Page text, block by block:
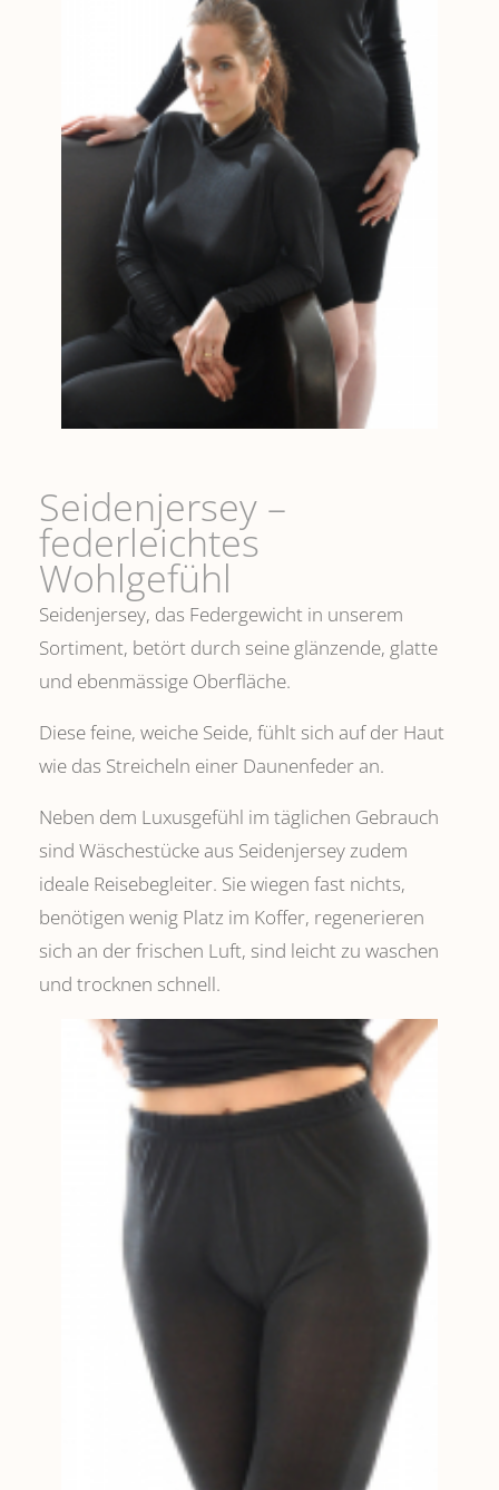
Seidenjersey –
federleichtes
Wohlgefühl
Seidenjersey, das Federgewicht in unserem
Sortiment, betört durch seine glänzende, glatte
und ebenmässige Oberfläche.
Diese feine, weiche Seide, fühlt sich auf der Haut
wie das Streicheln einer Daunenfeder an.
Neben dem Luxusgefühl im täglichen Gebrauch
sind Wäschestücke aus Seidenjersey zudem
ideale Reisebegleiter. Sie wiegen fast nichts,
benötigen wenig Platz im Koffer, regenerieren
sich an der frischen Luft, sind leicht zu waschen
und trocknen schnell.